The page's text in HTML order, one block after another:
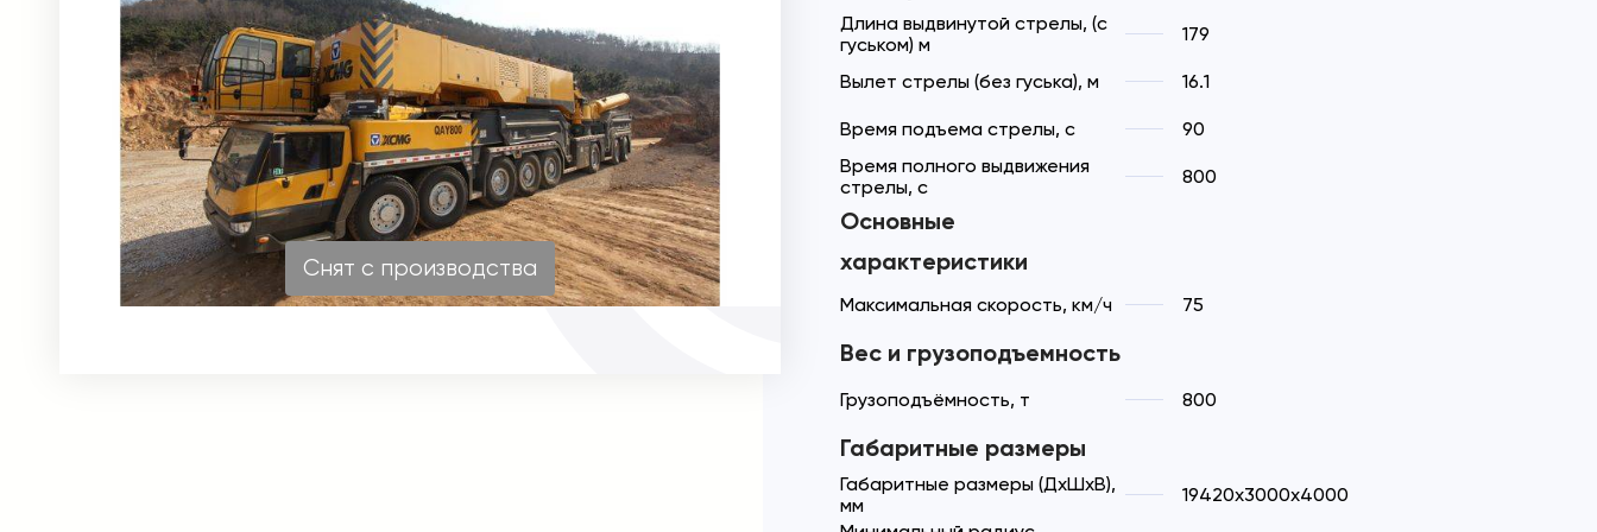
Снят с производства
Длина выдвинутой стрелы, (с
гуськом) м
179
Вылет стрелы (без гуська), м 16.1
Время подъема стрелы, с
90
Время полного выдвижения
стрелы, с
800
Основные
характеристики
Максимальная скорость, км/ч 75
Вес и грузоподъемность
Грузоподъёмность, т 800
Габаритные размеры
Габаритные размеры (ДхШхВ),
мм
19420х3000х4000